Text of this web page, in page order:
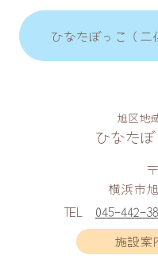
ひなたぼっこ（二
旭区地
ひなた
横浜市
TEL
045-442-
施設案